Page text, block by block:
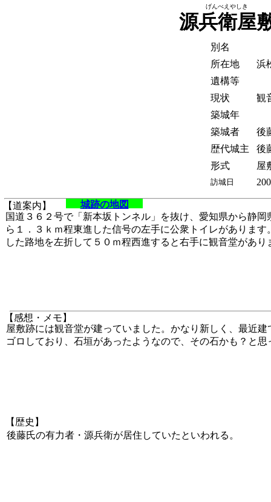
城跡の地図
源兵衛屋
別名
所在地
浜
遺構等
現状
観
築城年
築城者
後
歴代城主
後
形式
屋
訪城日
【道案内】
【感想・メモ】
げんべえやしき
【歴史】
国道３６２号で「新本坂トンネル」を抜け、愛知県から静
ら１．３ｋｍ程東進した信号の左手に公衆トイレがありま
した路地を左折して５０ｍ程西進すると右手に観音堂があ
屋敷跡には観音堂が建っていました。かなり新しく、最近
ゴロしており、石垣があったようなので、その石かも？と
後藤氏の有力者・源兵衛が居住していたといわれる。